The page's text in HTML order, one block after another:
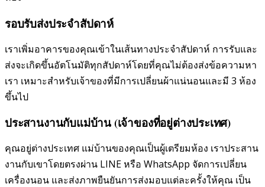
รอบรับส่งประจำสัปดาห์
เราเพิ่มอาคารของคุณเข้าในเส้นทางประจำสัปดาห์ การรับและ
ส่งจะเกิดขึ้นอัตโนมัติทุกสัปดาห์โดยที่คุณไม่ต้องส่งข้อความหา
เรา เหมาะสำหรับเจ้าของที่มีการเปลี่ยนผ้าแน่นอนและมี 3 ห้อง
ขึ้นไป
ประสานงานกับแม่บ้าน (เจ้าของที่อยู่ต่างประเทศ)
คุณอยู่ต่างประเทศ แม่บ้านของคุณเป็นผู้เตรียมห้อง เราประสาน
งานกับเขาโดยตรงผ่าน LINE หรือ WhatsApp จัดการเปลี่ยน
เครื่องนอน และส่งภาพยืนยันการส่งมอบแต่ละครั้งให้คุณ เป็น